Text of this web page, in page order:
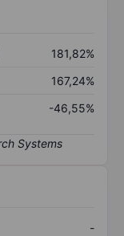
181,82%
167,24%
-46,55%
-